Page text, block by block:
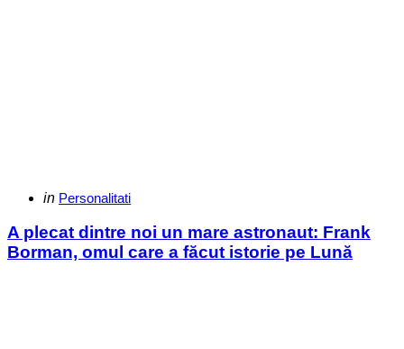
Categories
Posted
in Personalitati
A plecat dintre noi un mare astronaut: Frank
Borman, omul care a făcut istorie pe Lună